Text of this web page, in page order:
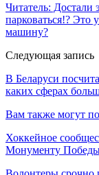
Читатель:
парковаться!? Это
машину?
Следующая запись
В Беларуси
каких сферах
Вам также могут
Хоккейное
Монументу